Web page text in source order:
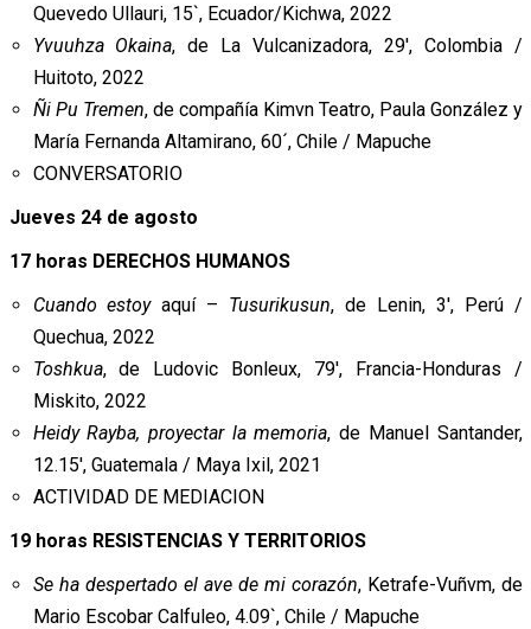
Quevedo Ullauri, 15`, Ecuador/Kichwa, 2022
Yvuuhza Okaina, de La Vulcanizadora, 29′, Colombia /
Huitoto, 2022
Ñi Pu Tremen, de compañía Kimvn Teatro, Paula González y
María Fernanda Altamirano, 60´, Chile / Mapuche
CONVERSATORIO
Jueves 24 de agosto
17 horas DERECHOS HUMANOS
Cuando estoyaquí – Tusurikusun, de Lenin, 3′, Perú /
Quechua, 2022
Toshkua, de Ludovic Bonleux, 79′, Francia-Honduras /
Miskito, 2022
Heidy Rayba, proyectar la memoria, de Manuel Santander,
12.15′, Guatemala / Maya Ixil, 2021
ACTIVIDAD DE MEDIACION
19 horas RESISTENCIAS Y TERRITORIOS
Se ha despertado el ave de mi corazón, Ketrafe-Vuñvm, de
Mario Escobar Calfuleo, 4.09`, Chile / Mapuche